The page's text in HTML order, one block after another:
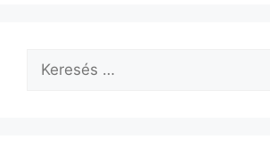
Keresés: